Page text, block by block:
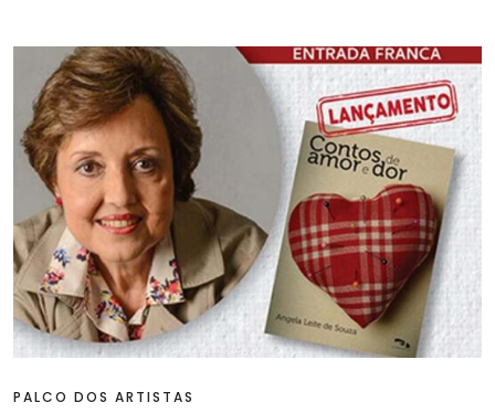
PALCO DOS ARTISTAS